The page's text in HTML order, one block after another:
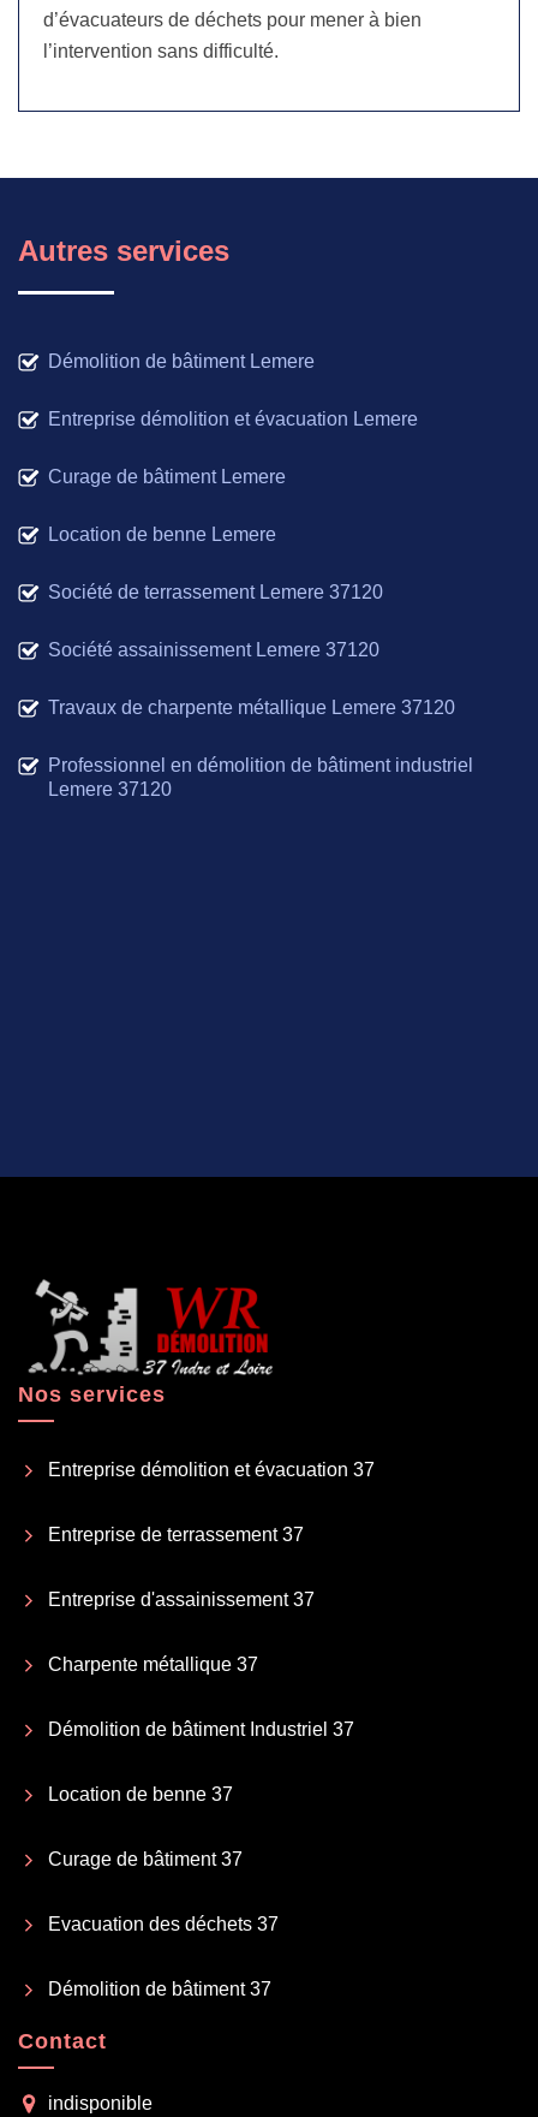
d’évacuateurs de déchets pour mener à bien
l’intervention sans difficulté.
Autres services
Démolition de bâtiment Lemere
Entreprise démolition et évacuation Lemere
Curage de bâtiment Lemere
Location de benne Lemere
Société de terrassement Lemere 37120
Société assainissement Lemere 37120
Travaux de charpente métallique Lemere 37120
Professionnel en démolition de bâtiment industriel
Lemere 37120
Nos services
Entreprise démolition et évacuation 37
Entreprise de terrassement 37
Entreprise d'assainissement 37
Charpente métallique 37
Démolition de bâtiment Industriel 37
Location de benne 37
Curage de bâtiment 37
Evacuation des déchets 37
Démolition de bâtiment 37
Contact
indisponible